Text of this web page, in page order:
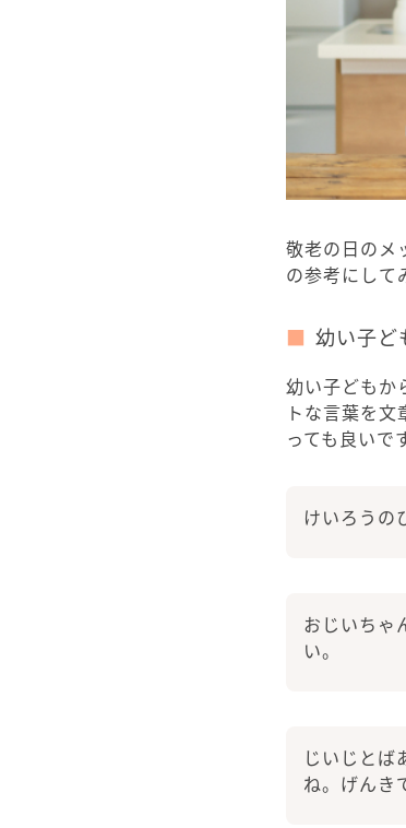
敬老の日のメ
の参考にして
幼い子ど
幼い子どもか
トな言葉を
っても良いで
けいろうの
おじいちゃ
い。
じいじとば
ね。げんき